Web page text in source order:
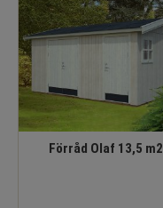
Förråd Olaf 13,5 m2